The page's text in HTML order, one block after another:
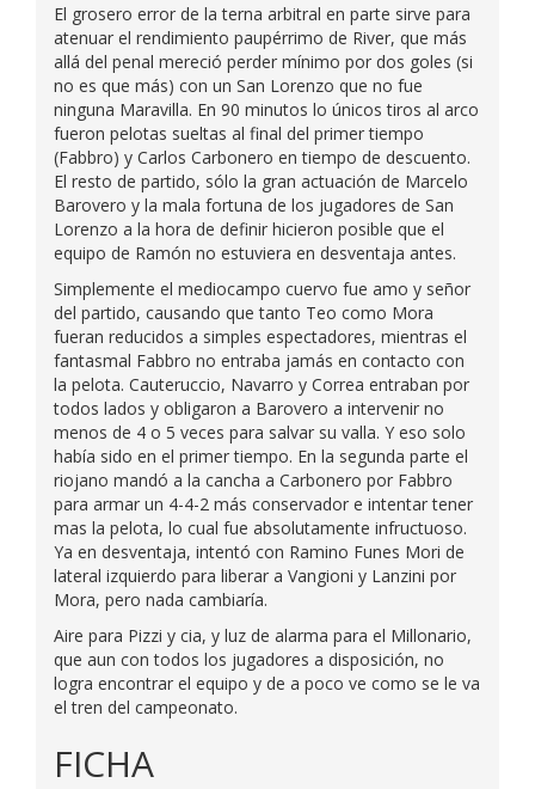
El grosero error de la terna arbitral en parte sirve para
atenuar el rendimiento paupérrimo de River, que más
allá del penal mereció perder mínimo por dos goles (si
no es que más) con un San Lorenzo que no fue
ninguna Maravilla. En 90 minutos lo únicos tiros al arco
fueron pelotas sueltas al final del primer tiempo
(Fabbro) y Carlos Carbonero en tiempo de descuento.
El resto de partido, sólo la gran actuación de Marcelo
Barovero y la mala fortuna de los jugadores de San
Lorenzo a la hora de definir hicieron posible que el
equipo de Ramón no estuviera en desventaja antes.
Simplemente el mediocampo cuervo fue amo y señor
del partido, causando que tanto Teo como Mora
fueran reducidos a simples espectadores, mientras el
fantasmal Fabbro no entraba jamás en contacto con
la pelota. Cauteruccio, Navarro y Correa entraban por
todos lados y obligaron a Barovero a intervenir no
menos de 4 o 5 veces para salvar su valla. Y eso solo
había sido en el primer tiempo. En la segunda parte el
riojano mandó a la cancha a Carbonero por Fabbro
para armar un 4-4-2 más conservador e intentar tener
mas la pelota, lo cual fue absolutamente infructuoso.
Ya en desventaja, intentó con Ramino Funes Mori de
lateral izquierdo para liberar a Vangioni y Lanzini por
Mora, pero nada cambiaría.
Aire para Pizzi y cia, y luz de alarma para el Millonario,
que aun con todos los jugadores a disposición, no
logra encontrar el equipo y de a poco ve como se le va
el tren del campeonato.
FICHA